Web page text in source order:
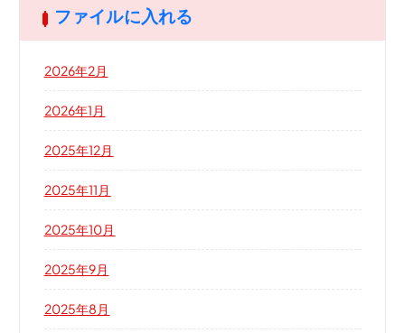
ファイルに入れる
2026年2月
2026年1月
2025年12月
2025年11月
2025年10月
2025年9月
2025年8月